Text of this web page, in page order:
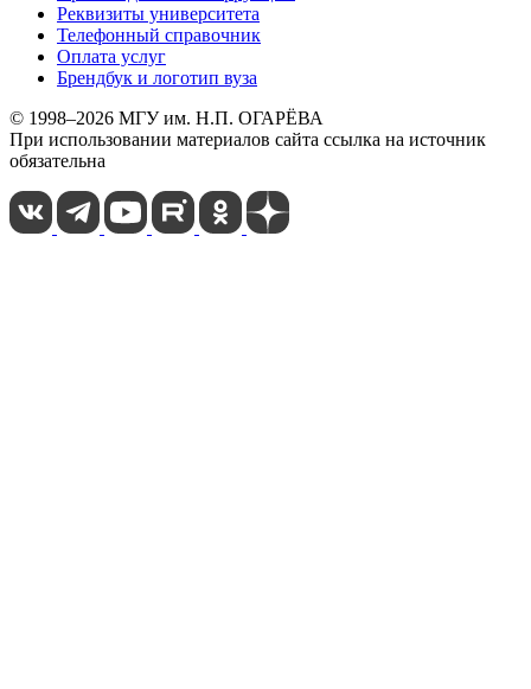
Реквизиты университета
Телефонный справочник
Оплата услуг
Брендбук и логотип вуза
© 1998–2026 МГУ им. Н.П. ОГАРЁВА
При использовании материалов сайта ссылка на источник
обязательна